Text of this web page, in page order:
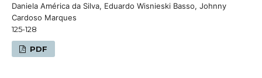
Daniela América da Silva, Eduardo Wisnieski Basso, Johnny
Cardoso Marques
125-128
PDF